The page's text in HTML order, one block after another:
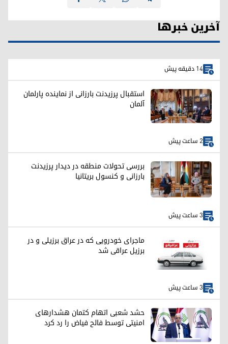
آخرین خبرها
14 دقیقه پیش
استقبال پرزیدنت بارزانی از نماینده پارلمان
آلمان
2 ساعت پیش
بررسی تحولات منطقه در دیدار پرزیدنت
بارزانی و کنسول بریتانیا
3 ساعت پیش
ماجرای خودرویی که در عراق برزیلی و در
برزیل عراقی شد
3 ساعت پیش
حشد شعبی اتهام کتمان هشدارهای
امنیتی توسط فالح فیاض را رد کرد